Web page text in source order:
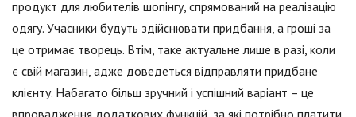
продукт для любителів шопінгу, спрямований на реалізацію
одягу. Учасники будуть здійснювати придбання, а гроші за
це отримає творець. Втім, таке актуальне лише в разі, коли
є свій магазин, адже доведеться відправляти придбане
клієнту. Набагато більш зручний і успішний варіант – це
впровадження додаткових функцій, за які потрібно платити.